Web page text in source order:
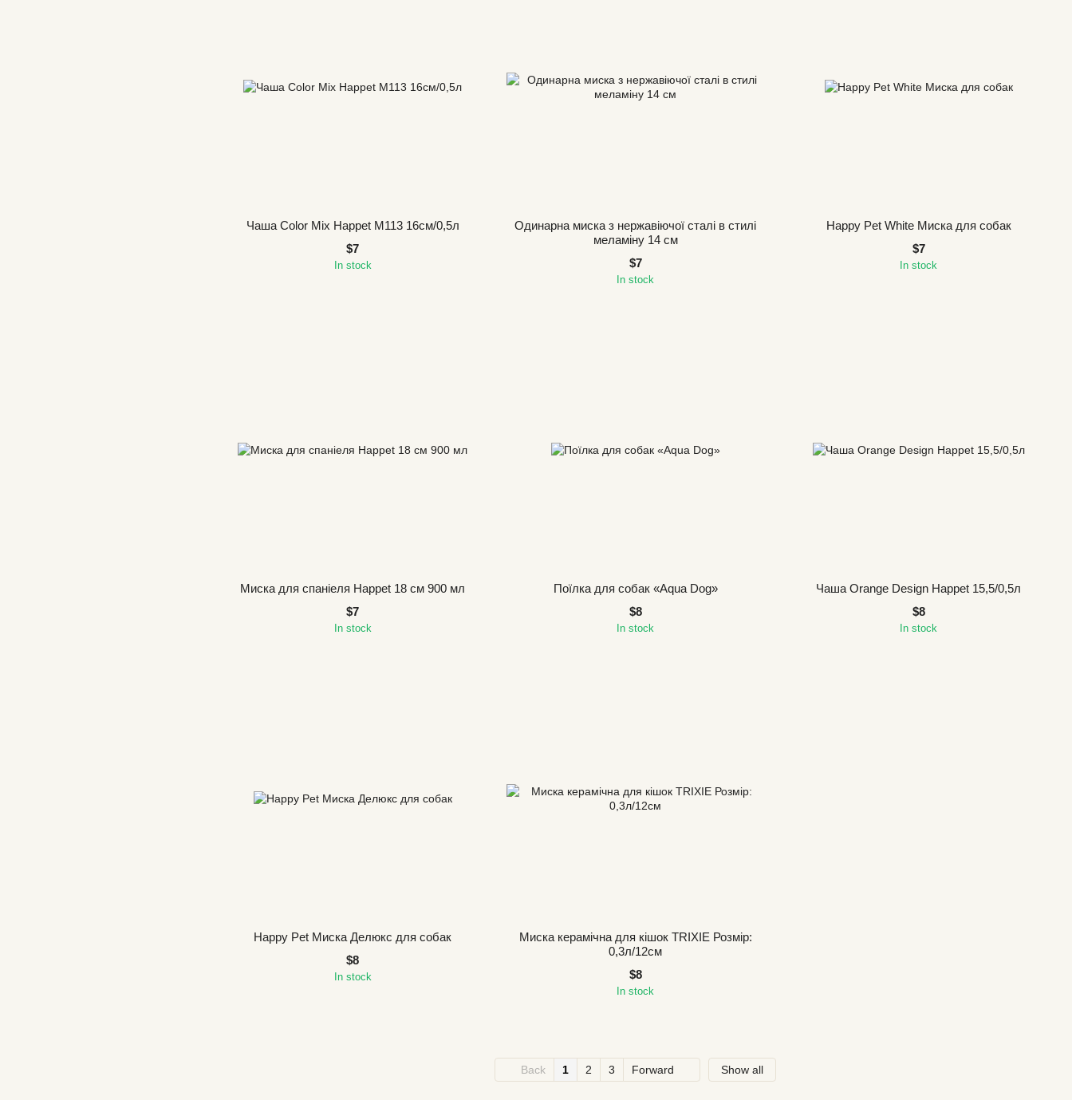
Чаша Color Mix Happet M113 16см/0,5л
$7
In stock
Одинарна миска з нержавіючої сталі в стилі
меламіну 14 см
$7
In stock
Happy Pet White Миска для собак
$7
In stock
Миска для спаніеля Happet 18 см 900 мл
$7
In stock
Поїлка для собак «Aqua Dog»
$8
In stock
Чаша Orange Design Happet 15,5/0,5л
$8
In stock
Happy Pet Миска Делюкс для собак
$8
In stock
Миска керамічна для кішок TRIXIE Розмір:
0,3л/12см
$8
In stock
Back 1 2 3 Forward Show all